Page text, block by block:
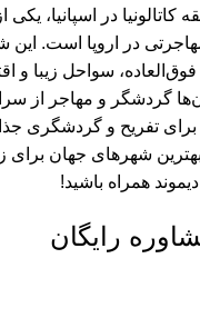
کاتالونیا در اسپانیا،
در اروپا است. این
سواحل زیبا و
گردشگر و مهاجر از
برای تفریح و گردشگری
شهرهای جهان برای
دیموند همراه باشید!
رایگان